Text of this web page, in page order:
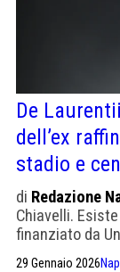
De
dell’ex
stadio e
di Redazione
Chiavelli.
finanziato da
29 Gennaio 2026